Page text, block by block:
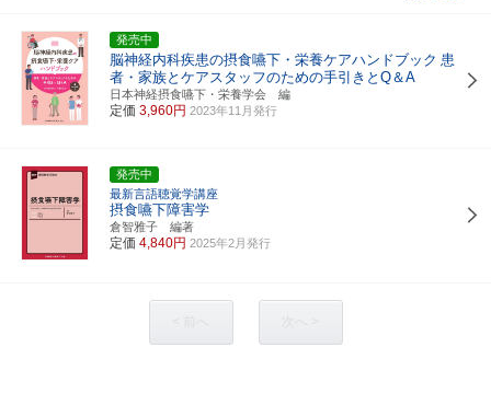
発売中
脳神経内科疾患の摂食嚥下・栄養ケアハンドブック 患
者・家族とケアスタッフのための手引きとQ＆A
日本神経摂食嚥下・栄養学会 編
定価 3,960円 2023年11月発行
発売中
最新言語聴覚学講座
摂食嚥下障害学
倉智雅子 編著
定価 4,840円 2025年2月発行